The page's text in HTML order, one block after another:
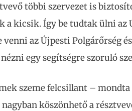
többi szervezet is
a kicsik. Így be tudtak ülni az
az Újpesti Polgárőrség
egy segítségre szoruló
szeme felcsillant – mondta
köszönhető a